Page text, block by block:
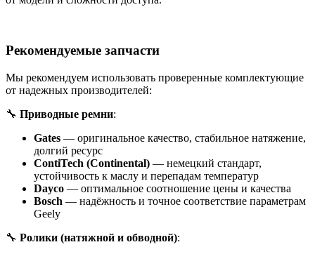
Рекомендуемые запчасти
Мы рекомендуем использовать проверенные комплектующие
от надежных производителей:
🔧 Приводные ремни:
Gates — оригинальное качество, стабильное натяжение,
долгий ресурс
ContiTech (Continental) — немецкий стандарт,
устойчивость к маслу и перепадам температур
Dayco — оптимальное соотношение цены и качества
Bosch — надёжность и точное соответствие параметрам
Geely
🔧 Ролики (натяжной и обводной):